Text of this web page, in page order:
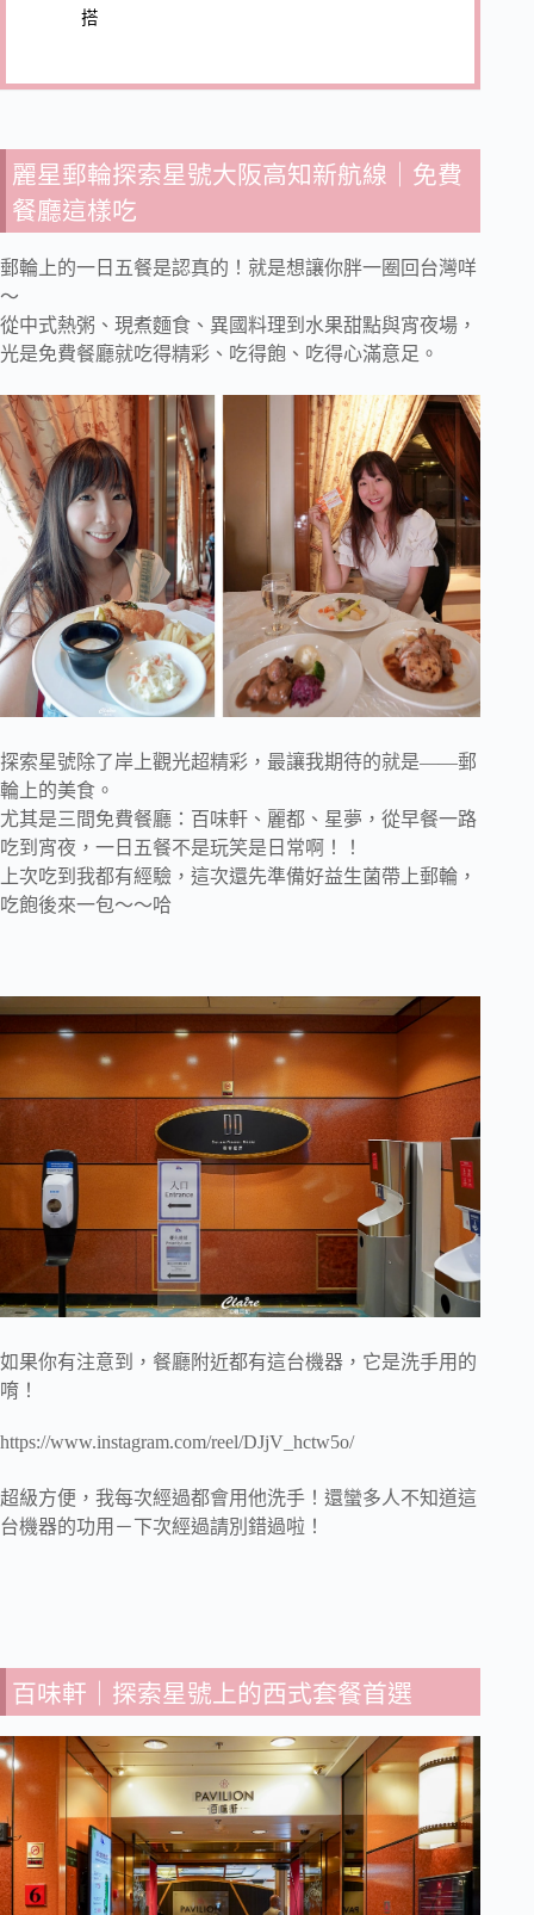
搭
麗星郵輪探索星號大阪高知新航線｜免費
餐廳這樣吃
郵輪上的一日五餐是認真的！就是想讓你胖一圈回台灣咩
～
從中式熱粥、現煮麵食、異國料理到水果甜點與宵夜場，
光是免費餐廳就吃得精彩、吃得飽、吃得心滿意足。
探索星號除了岸上觀光超精彩，最讓我期待的就是——郵
輪上的美食。
尤其是三間免費餐廳：百味軒、麗都、星夢，從早餐一路
吃到宵夜，一日五餐不是玩笑是日常啊！！
上次吃到我都有經驗，這次還先準備好益生菌帶上郵輪，
吃飽後來一包～～哈
如果你有注意到，餐廳附近都有這台機器，它是洗手用的
唷！
https://www.instagram.com/reel/DJjV_hctw5o/
超級方便，我每次經過都會用他洗手！還蠻多人不知道這
台機器的功用－下次經過請別錯過啦！
百味軒｜探索星號上的西式套餐首選